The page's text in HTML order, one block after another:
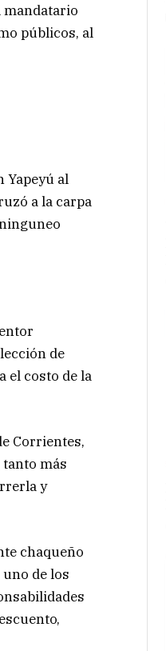
mandatario
públicos, al
Yapeyú al
a la carpa
de
el costo de la
Corrientes,
más
y
chaqueño
de los